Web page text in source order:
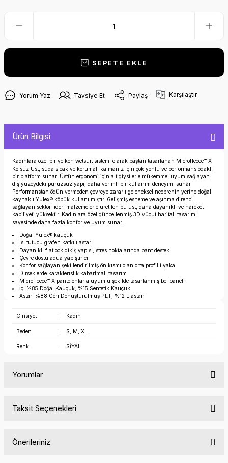
SEPETE EKLE
Yorum Yaz Tavsiye Et Paylaş Karşılaştır
Ürün Bilgisi
Kadınlara özel bir yelken wetsuit sistemi olarak baştan tasarlanan Microfleece™ X
Kolsuz Üst, suda sıcak ve korumalı kalmanız için çok yönlü ve performans odaklı
bir platform sunar. Üstün ergonomi için alt giysilerle mükemmel uyum sağlayan
dış yüzeydeki pürüzsüz yapı, daha verimli bir kullanım deneyimi sunar.
Performanstan ödün vermeden çevreye zararlı geleneksel neoprenin yerine doğal
kaynaklı Yulex® köpük kullanılmıştır. Gelişmiş esneme ve aşınma direnci
sağlayan sektör lideri malzemelerle üretilen bu üst, daha dayanıklı ve hareket
kabiliyeti yüksektir. Kadınlara özel güncellenmiş 3D vücut haritalı tasarımı
sayesinde daha fazla konfor ve uyum sunar.
Doğal Yulex® kauçuk
Isı tutucu grafen katkılı astar
Dayanıklı flatlock dikiş yapısı, stres noktalarında bant destek
Çevre dostu aqua yapıştırıcı
Konfor sağlayan şekillendirilmiş ön kısmı olan orta profilli yaka
Dirseklerde karakteristik kabartmalı tasarım
Microfleece™ X pantolonlarla uyumlu şekilde tasarlanmış bel paneli
İç: %85 Doğal Kauçuk, %15 Sentetik Kauçuk
Astar: %88 Geri Dönüştürülmüş PET, %12 Elastan
Cinsiyet : Kadın
Beden : S, M, XL
Renk : SİYAH
Yorumlar
Taksit Seçenekleri
Önerileriniz